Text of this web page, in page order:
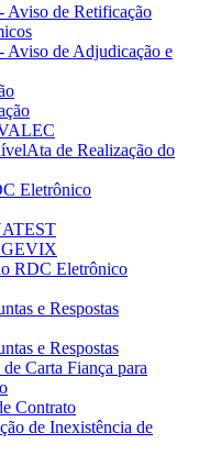
Aviso de Retificação
Aviso de Adjudicação e
de Realização do
Eletrônico
RDC Eletrônico
e Respostas
e Respostas
Carta Fiança para
Contrato
de Inexistência de